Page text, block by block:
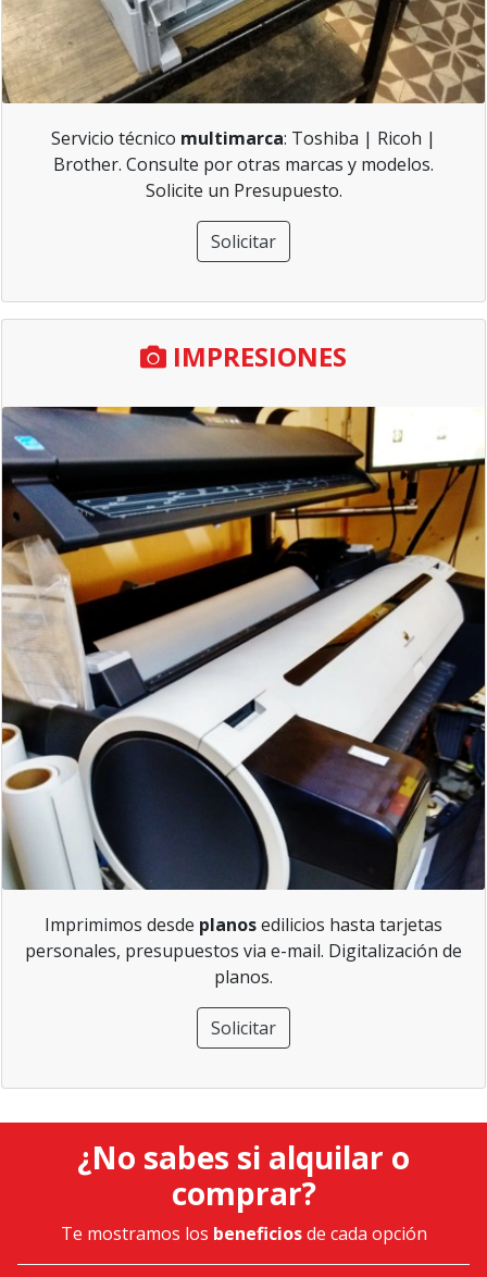
Servicio técnico multimarca: Toshiba | Ricoh |
Brother. Consulte por otras marcas y modelos.
Solicite un Presupuesto.
Solicitar
IMPRESIONES
Imprimimos desde planosedilicios hasta tarjetas
personales, presupuestos via e-mail. Digitalización de
planos.
Solicitar
¿No sabes si alquilar o
comprar?
Te mostramos los beneficiosde cada opción